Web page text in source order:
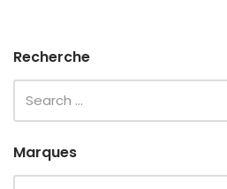
Recherche
Marques